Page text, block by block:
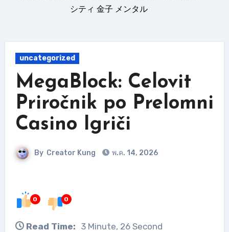
シティ 金子 メンタル
uncategorized
MegaBlock: Celovit
Priročnik po Prelomni
Casino Igriči
By Creator Kung พ.ค. 14, 2026
0 0
Read Time: 3 Minute, 26 Second